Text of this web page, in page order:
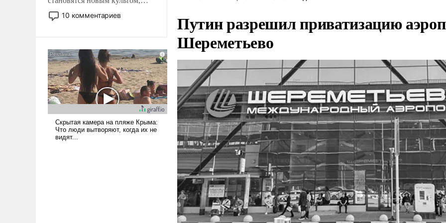
постепенно вытесняя и
отменяя традиционное
ударами судьбы, брать на себя
ответственность, помогать
слабым, идти вперед и
адаптироваться.
10 комментариев
Путин разрешил приватизацию
Шереметьево